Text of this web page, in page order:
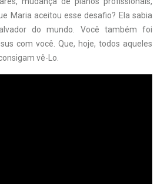
Maria aceitou esse desafio? Ela sabia
do mundo. Você também foi
com você. Que, hoje, todos aqueles
vê-Lo.